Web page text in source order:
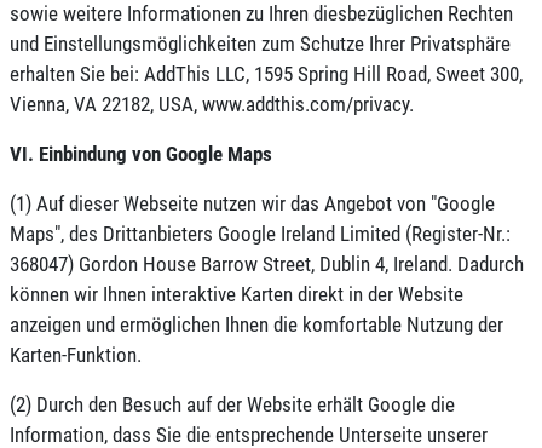
sowie weitere Informationen zu Ihren diesbezüglichen Rechten
und Einstellungsmöglichkeiten zum Schutze Ihrer Privatsphäre
erhalten Sie bei: AddThis LLC, 1595 Spring Hill Road, Sweet 300,
Vienna, VA 22182, USA, www.addthis.com/privacy.
VI. Einbindung von Google Maps
(1) Auf dieser Webseite nutzen wir das Angebot von "Google
Maps", des Drittanbieters Google Ireland Limited (Register-Nr.:
368047) Gordon House Barrow Street, Dublin 4, Ireland. Dadurch
können wir Ihnen interaktive Karten direkt in der Website
anzeigen und ermöglichen Ihnen die komfortable Nutzung der
Karten-Funktion.
(2) Durch den Besuch auf der Website erhält Google die
Information, dass Sie die entsprechende Unterseite unserer